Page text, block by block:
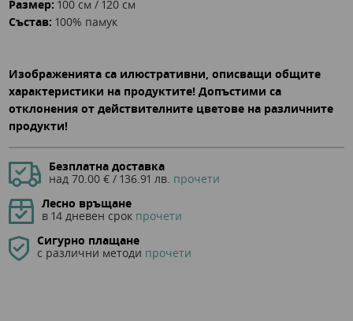
Размер: 100 см / 120 см
Състав:100% памук
Изображенията са илюстративни, описващи общите
характеристики на продуктите! Допъстими са
отклонения от действителните цветове на различните
продукти!
Безплатна доставка
над 70.00 € / 136.91 лв. прочети
Лесно връщане
в 14 дневен срок прочети
Сигурно плащане
с различни методи прочети